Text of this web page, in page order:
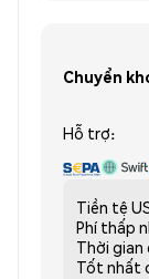
Chuyển
Hỗ trợ:
Tiền tệ
Phí thấp
Thời gian
Tốt nhất